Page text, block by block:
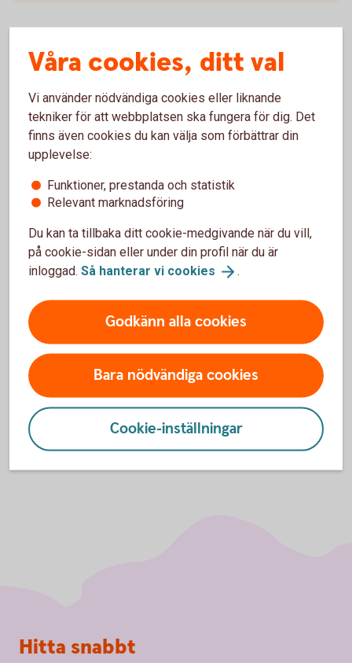
För att se detta innehåll behöver du först
och statistik.
Inställningar för cookies
Swedbank Economic Outlook
Bankens konjunkturrapport presenterar de senaste
globala ekonomierna. Konjunkturrapporten utkommer
två gånger per år med två uppdateringar däremellan.
Swedbank EconomicOutlook
Våra cookies, ditt val
Vi använder nödvändiga cookies eller liknande
tekniker för att webbplatsen ska fungera för dig. Det
finns även cookies du kan välja som förbättrar din
upplevelse:
Funktioner, prestanda och statistik
Relevant marknadsföring
Du kan ta tillbaka ditt cookie-medgivande när du vill,
på cookie-sidan eller under din profil när du är
inloggad. Så hanterar vi cookies .
Godkänn alla cookies
Bara nödvändiga cookies
Cookie-inställningar
Sidfot
Hitta snabbt